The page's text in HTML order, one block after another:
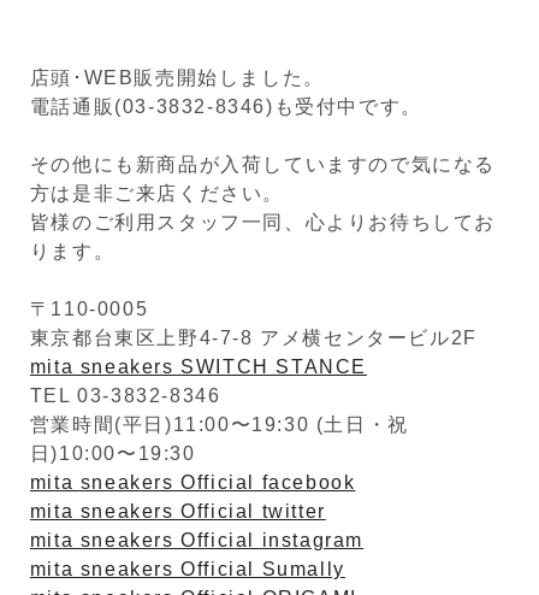
店頭･WEB販売開始しました。
電話通販(03-3832-8346)も受付中です。
その他にも新商品が入荷していますので気になる
方は是非ご来店ください。
皆様のご利用スタッフ一同、心よりお待ちしてお
ります。
〒110-0005
東京都台東区上野4-7-8 アメ横センタービル2F
mita sneakers SWITCH STANCE
TEL 03-3832-8346
営業時間(平日)11:00〜19:30 (土日・祝
日)10:00〜19:30
mita sneakers Official facebook
mita sneakers Official twitter
mita sneakers Official instagram
mita sneakers Official Sumally